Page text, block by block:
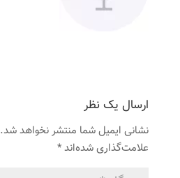
ارسال یک نظر
نشانی ایمیل شما منتشر نخواهد شد.
علامت‌گذاری شده‌اند*